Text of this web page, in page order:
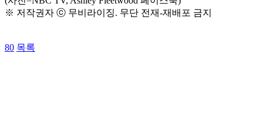
※ 저작권자 ⓒ 무비라이징. 무단 전재-재배포 금지
80 목록